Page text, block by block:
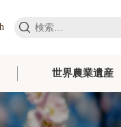
検
世界農業遺産